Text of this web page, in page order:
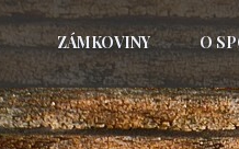
ZÁMKOVINY O